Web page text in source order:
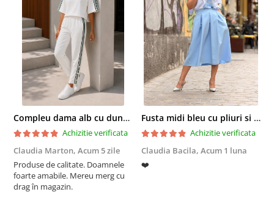
Compleu dama alb cu dungi laterale in nuante de verde si negru
Achizitie verificata
Claudia Marton, Acum 5 zile
Produse de calitate. Doamnele
foarte amabile. Mereu merg cu
drag în magazin.
Fusta midi bleu cu pliuri si buzunare
Achizitie verificata
Claudia Bacila, Acum 1 luna
❤️